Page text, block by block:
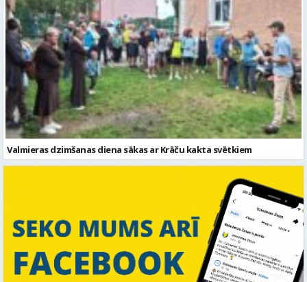
Valmieras dzimšanas diena sākas ar Krāču kakta svētkiem